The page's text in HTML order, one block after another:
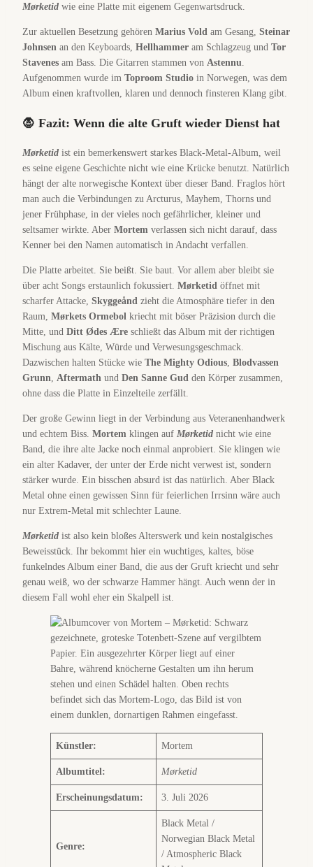
Mørketid wie eine Platte mit eigenem Gegenwartsdruck.
Zur aktuellen Besetzung gehören Marius Vold am Gesang, Steinar
Johnsen an den Keyboards, Hellhammer am Schlagzeug und Tor
Stavenes am Bass. Die Gitarren stammen von Astennu.
Aufgenommen wurde im Toproom Studio in Norwegen, was dem
Album einen kraftvollen, klaren und dennoch finsteren Klang gibt.
🧛 Fazit: Wenn die alte Gruft wieder Dienst hat
Mørketid ist ein bemerkenswert starkes Black-Metal-Album, weil
es seine eigene Geschichte nicht wie eine Krücke benutzt. Natürlich
hängt der alte norwegische Kontext über dieser Band. Fraglos hört
man auch die Verbindungen zu Arcturus, Mayhem, Thorns und
jener Frühphase, in der vieles noch gefährlicher, kleiner und
seltsamer wirkte. Aber Mortem verlassen sich nicht darauf, dass
Kenner bei den Namen automatisch in Andacht verfallen.
Die Platte arbeitet. Sie beißt. Sie baut. Vor allem aber bleibt sie
über acht Songs erstaunlich fokussiert. Mørketid öffnet mit
scharfer Attacke, Skyggeånd zieht die Atmosphäre tiefer in den
Raum, Mørkets Ormebol kriecht mit böser Präzision durch die
Mitte, und Ditt Ødes Ære schließt das Album mit der richtigen
Mischung aus Kälte, Würde und Verwesungsgeschmack.
Dazwischen halten Stücke wie The Mighty Odious, Blodvassen
Grunn, Aftermath und Den Sanne Gud den Körper zusammen,
ohne dass die Platte in Einzelteile zerfällt.
Der große Gewinn liegt in der Verbindung aus Veteranenhandwerk
und echtem Biss. Mortem klingen auf Mørketid nicht wie eine
Band, die ihre alte Jacke noch einmal anprobiert. Sie klingen wie
ein alter Kadaver, der unter der Erde nicht verwest ist, sondern
stärker wurde. Ein bisschen absurd ist das natürlich. Aber Black
Metal ohne einen gewissen Sinn für feierlichen Irrsinn wäre auch
nur Extrem-Metal mit schlechter Laune.
Mørketid ist also kein bloßes Alterswerk und kein nostalgisches
Beweisstück. Ihr bekommt hier ein wuchtiges, kaltes, böse
funkelndes Album einer Band, die aus der Gruft kriecht und sehr
genau weiß, wo der schwarze Hammer hängt. Auch wenn der in
diesem Fall wohl eher ein Skalpell ist.
Künstler: Mortem
Albumtitel: Mørketid
Erscheinungsdatum: 3. Juli 2026
Genre:
Black Metal /
Norwegian Black Metal
/ Atmospheric Black